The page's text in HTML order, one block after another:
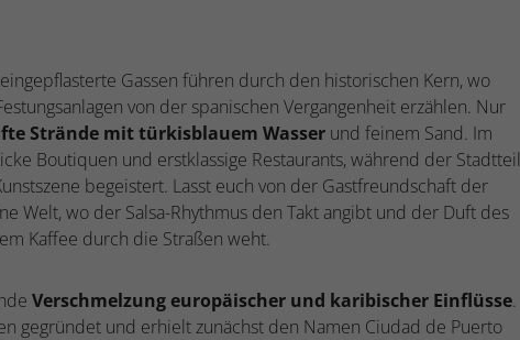
Gassen führen durch den historischen Kern, wo
von der spanischen Vergangenheit erzählen. Nur
Strände mit türkisblauem Wasserund feinem Sand. Im
Boutiquen und erstklassige Restaurants, während der Stadtteil
begeistert. Lasst euch von der Gastfreundschaft der
Welt, wo der Salsa-Rhythmus den Takt angibt und der Duft des
Kaffee durch die Straßen weht.
Verschmelzung europäischer und karibischer Einflüsse.
gegründet und erhielt zunächst den Namen Ciudad de Puerto